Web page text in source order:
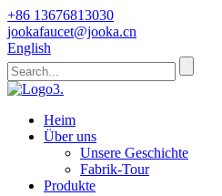
+86 13676813030
jookafaucet@jooka.cn
English
Heim
Über uns
Unsere Geschichte
Fabrik-Tour
Produkte